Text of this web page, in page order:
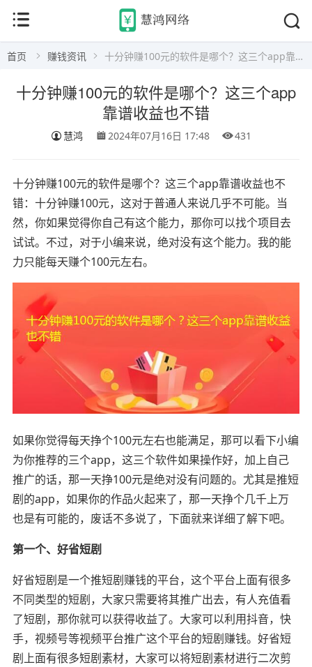
首页 赚钱资讯 十分钟赚100元的软件是哪个？这三个app靠谱收益也不错
十分钟赚100元的软件是哪个？这三个app
靠谱收益也不错
慧鸿 2024年07月16日 17:48 431
十分钟赚100元的软件是哪个？这三个app靠谱收益也不
错：十分钟赚100元，这对于普通人来说几乎不可能。当
然，你如果觉得你自己有这个能力，那你可以找个项目去
试试。不过，对于小编来说，绝对没有这个能力。我的能
力只能每天赚个100元左右。
如果你觉得每天挣个100元左右也能满足，那可以看下小编
为你推荐的三个app，这三个软件如果操作好，加上自己
推广的话，那一天挣100元是绝对没有问题的。尤其是推短
剧的app，如果你的作品火起来了，那一天挣个几千上万
也是有可能的，废话不多说了，下面就来详细了解下吧。
第一个、好省短剧
好省短剧是一个推短剧赚钱的平台，这个平台上面有很多
不同类型的短剧，大家只需要将其推广出去，有人充值看
了短剧，那你就可以获得收益了。大家可以利用抖音，快
手，视频号等视频平台推广这个平台的短剧赚钱。好省短
剧上面有很多短剧素材，大家可以将短剧素材进行二次剪